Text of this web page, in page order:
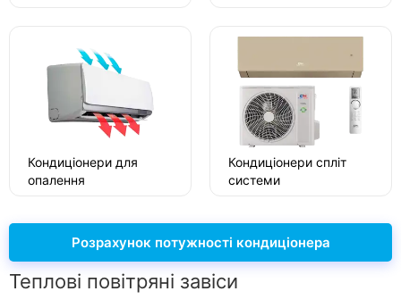
Кондиціонери для
опалення
Кондиціонери спліт
системи
Розрахунок потужності кондиціонера
Теплові повітряні завіси